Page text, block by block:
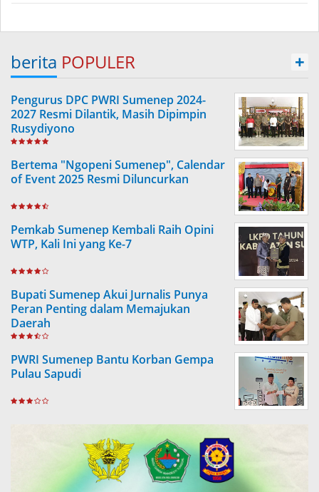
berita POPULER +
Pengurus DPC PWRI Sumenep 2024-
2027 Resmi Dilantik, Masih Dipimpin
Rusydiyono
Bertema "Ngopeni Sumenep", Calendar
of Event 2025 Resmi Diluncurkan
Pemkab Sumenep Kembali Raih Opini
WTP, Kali Ini yang Ke-7
Bupati Sumenep Akui Jurnalis Punya
Peran Penting dalam Memajukan
Daerah
PWRI Sumenep Bantu Korban Gempa
Pulau Sapudi